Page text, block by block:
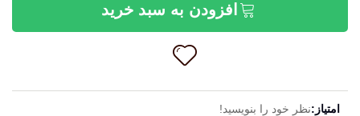
افزودن به سبد خرید
امتیاز:نظر خود را بنویسید!